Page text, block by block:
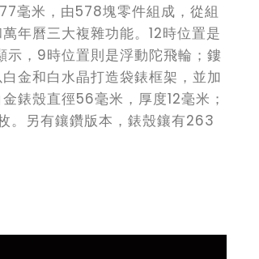
毫米，由578塊零件組成，從組
年曆三大複雜功能。12時位置是
，9時位置則是浮動陀飛輪；鏤
金和白水晶打造袋錶框架，並加
錶殼直徑56毫米，厚度12毫米；
。另有鑲鑽版本，錶殼鑲有263